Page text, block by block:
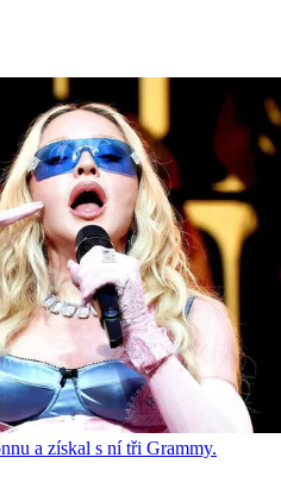
a získal s ní tři Grammy.